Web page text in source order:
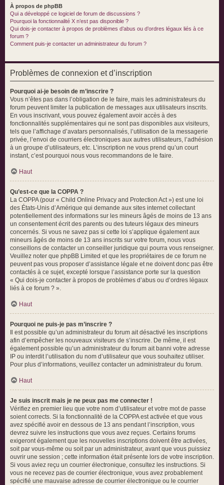
À propos de phpBB
Qui a développé ce logiciel de forum de discussions ?
Pourquoi la fonctionnalité X n’est pas disponible ?
Qui dois-je contacter à propos de problèmes d’abus ou d’ordres légaux liés à ce
forum ?
Comment puis-je contacter un administrateur du forum ?
Problèmes de connexion et d’inscription
Pourquoi ai-je besoin de m’inscrire ?
Vous n’êtes pas dans l’obligation de le faire, mais les administrateurs du
forum peuvent limiter la publication de messages aux utilisateurs inscrits.
En vous inscrivant, vous pouvez également avoir accès à des
fonctionnalités supplémentaires qui ne sont pas disponibles aux visiteurs,
tels que l’affichage d’avatars personnalisés, l’utilisation de la messagerie
privée, l’envoi de courriers électroniques aux autres utilisateurs, l’adhésion
à un groupe d’utilisateurs, etc. L’inscription ne vous prend qu’un court
instant, c’est pourquoi nous vous recommandons de le faire.
Haut
Qu’est-ce que la COPPA ?
La COPPA (pour « Child Online Privacy and Protection Act ») est une loi
des États-Unis d’Amérique qui demande aux sites internet collectant
potentiellement des informations sur les mineurs âgés de moins de 13 ans
un consentement écrit des parents ou des tuteurs légaux des mineurs
concernés. Si vous ne savez pas si cette loi s’applique également aux
mineurs âgés de moins de 13 ans inscrits sur votre forum, nous vous
conseillons de contacter un conseiller juridique qui pourra vous renseigner.
Veuillez noter que phpBB Limited et que les propriétaires de ce forum ne
peuvent pas vous proposer d’assistance légale et ne doivent donc pas être
contactés à ce sujet, excepté lorsque l’assistance porte sur la question
« Qui dois-je contacter à propos de problèmes d’abus ou d’ordres légaux
liés à ce forum ? ».
Haut
Pourquoi ne puis-je pas m’inscrire ?
Il est possible qu’un administrateur du forum ait désactivé les inscriptions
afin d’empêcher les nouveaux visiteurs de s’inscrire. De même, il est
également possible qu’un administrateur du forum ait banni votre adresse
IP ou interdit l’utilisation du nom d’utilisateur que vous souhaitez utiliser.
Pour plus d’informations, veuillez contacter un administrateur du forum.
Haut
Je suis inscrit mais je ne peux pas me connecter !
Vérifiez en premier lieu que votre nom d’utilisateur et votre mot de passe
soient corrects. Si la fonctionnalité de la COPPA est activée et que vous
avez spécifié avoir en dessous de 13 ans pendant l’inscription, vous
devrez suivre les instructions que vous avez reçues. Certains forums
exigeront également que les nouvelles inscriptions doivent être activées,
soit par vous-même ou soit par un administrateur, avant que vous puissiez
ouvrir une session ; cette information était présente lors de votre inscription.
Si vous aviez reçu un courrier électronique, consultez les instructions. Si
vous ne recevez pas de courrier électronique, vous avez probablement
spécifié une mauvaise adresse de courrier électronique ou le courrier